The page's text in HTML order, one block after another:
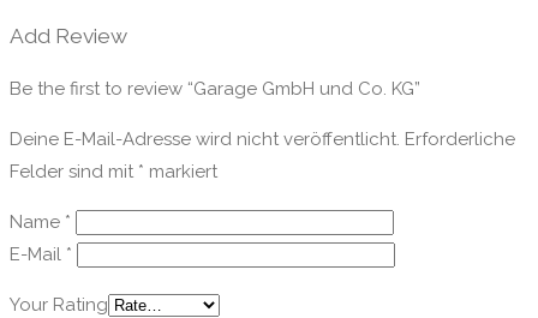
Add Review
Be the first to review “Garage GmbH und Co. KG”
Deine E-Mail-Adresse wird nicht veröffentlicht. Erforderliche
Felder sind mit * markiert
Name *
E-Mail *
Your Rating